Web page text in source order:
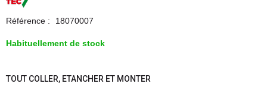
Référence : 18070007
Habituellement de stock
TOUT COLLER, ETANCHER ET MONTER